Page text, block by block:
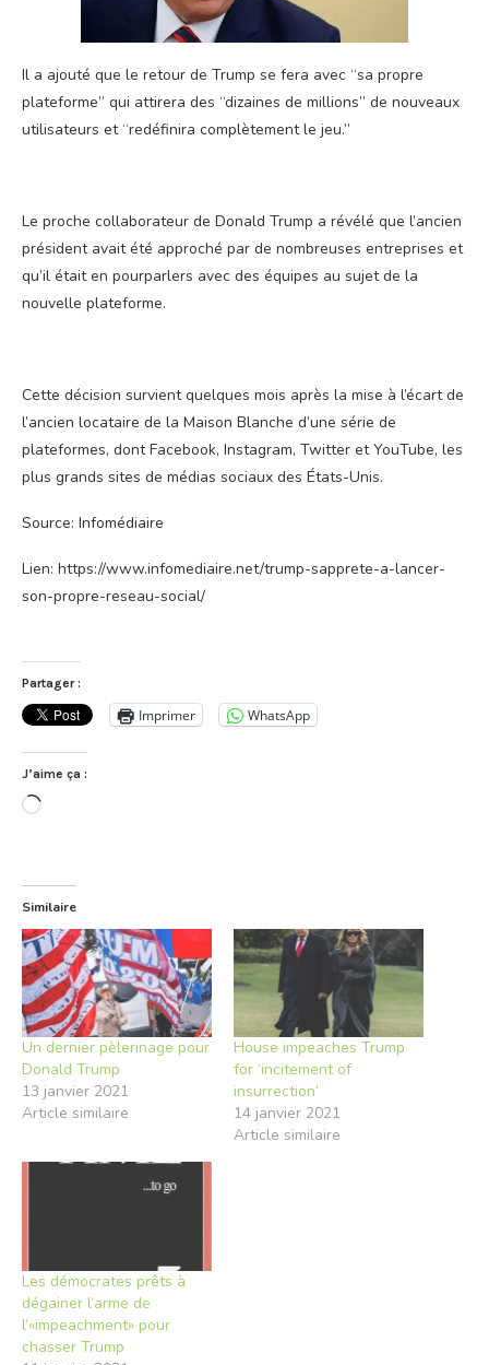
Il a ajouté que le retour de Trump se fera avec “sa propre
plateforme” qui attirera des “dizaines de millions” de nouveaux
utilisateurs et “redéfinira complètement le jeu.”
Le proche collaborateur de Donald Trump a révélé que l’ancien
président avait été approché par de nombreuses entreprises et
qu’il était en pourparlers avec des équipes au sujet de la
nouvelle plateforme.
Cette décision survient quelques mois après la mise à l’écart de
l’ancien locataire de la Maison Blanche d’une série de
plateformes, dont Facebook, Instagram, Twitter et YouTube, les
plus grands sites de médias sociaux des États-Unis.
Source: Infomédiaire
Lien: https://www.infomediaire.net/trump-sapprete-a-lancer-
son-propre-reseau-social/
Partager :
Imprimer WhatsApp
J’aime ça :
Chargement…
Similaire
Un dernier pèlerinage pour
Donald Trump
13 janvier 2021
Article similaire
House impeaches Trump
for ‘incitement of
insurrection’
14 janvier 2021
Article similaire
Les démocrates prêts à
dégainer l’arme de
l’«impeachment» pour
chasser Trump